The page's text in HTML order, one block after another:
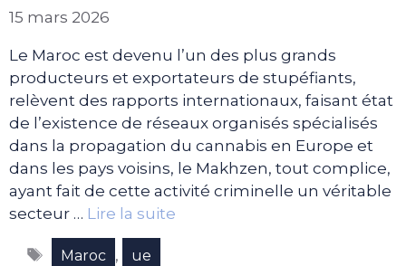
15 mars 2026
Le Maroc est devenu l’un des plus grands
producteurs et exportateurs de stupéfiants,
relèvent des rapports internationaux, faisant état
de l’existence de réseaux organisés spécialisés
dans la propagation du cannabis en Europe et
dans les pays voisins, le Makhzen, tout complice,
ayant fait de cette activité criminelle un véritable
secteur … Lire la suite
Étiquettes
Maroc , ue